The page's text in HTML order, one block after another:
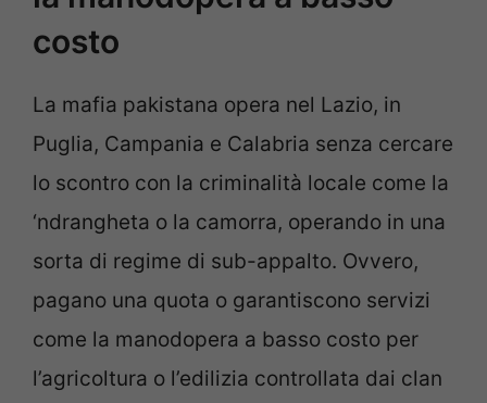
costo
La mafia pakistana opera nel Lazio, in
Puglia, Campania e Calabria senza cercare
lo scontro con la criminalità locale come la
‘ndrangheta o la camorra, operando in una
sorta di regime di sub-appalto. Ovvero,
pagano una quota o garantiscono servizi
come la manodopera a basso costo per
l’agricoltura o l’edilizia controllata dai clan